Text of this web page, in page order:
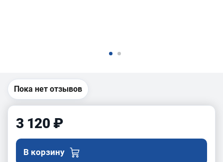
Пока нет отзывов
3 120 ₽
В корзину